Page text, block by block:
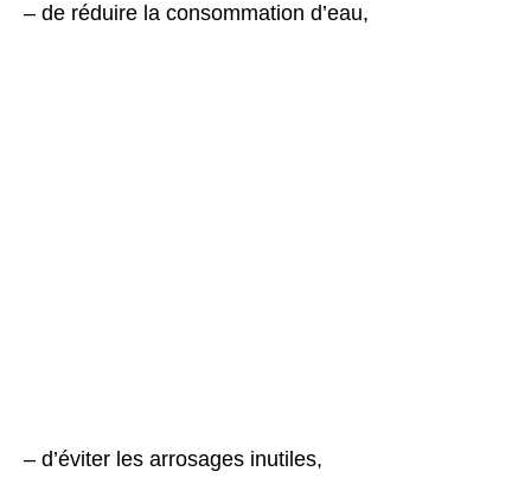
– de réduire la consommation d’eau,
– d’éviter les arrosages inutiles,